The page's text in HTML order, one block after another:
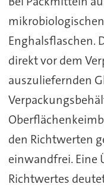
Enghalsflaschen.
direkt vor dem
auszuliefernden
den Richtwerten
einwandfrei. Eine
Richtwertes